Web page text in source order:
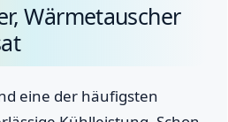
Wärmetauscher
eine der häufigsten